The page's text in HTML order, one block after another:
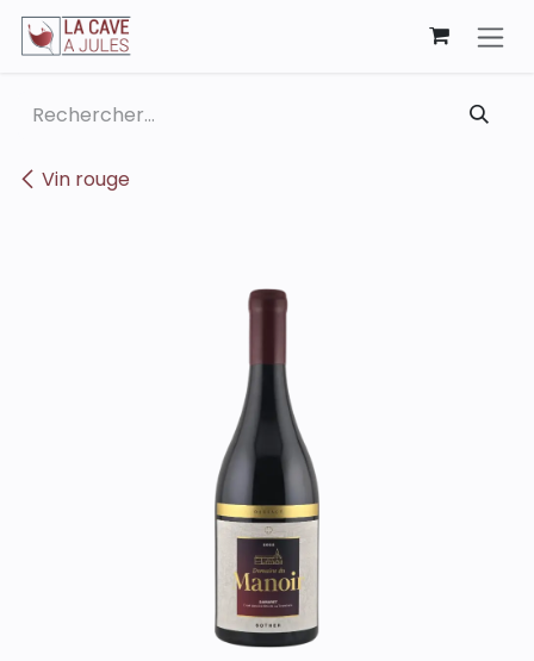
Se rendre au contenu
Vin rouge